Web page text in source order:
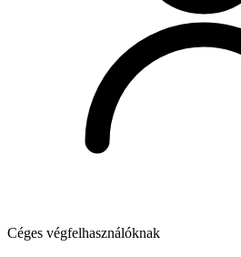
Céges végfelhasználóknak